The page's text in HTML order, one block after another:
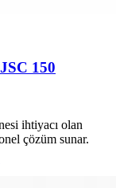
150
ihtiyacı olan
çözüm sunar.